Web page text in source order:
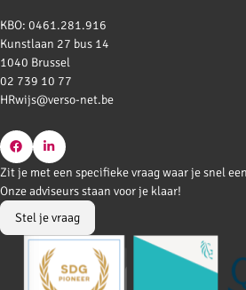
KBO: 0461.281.916
Kunstlaan 27 bus 14
1040 Brussel
02 739 10 77
HRwijs@verso-net.be
Go
to
Facebook
Go
to
LinkedIn
Zit je met een specifieke vraag waar je snel
Onze adviseurs staan voor je klaar!
Stel je vraag